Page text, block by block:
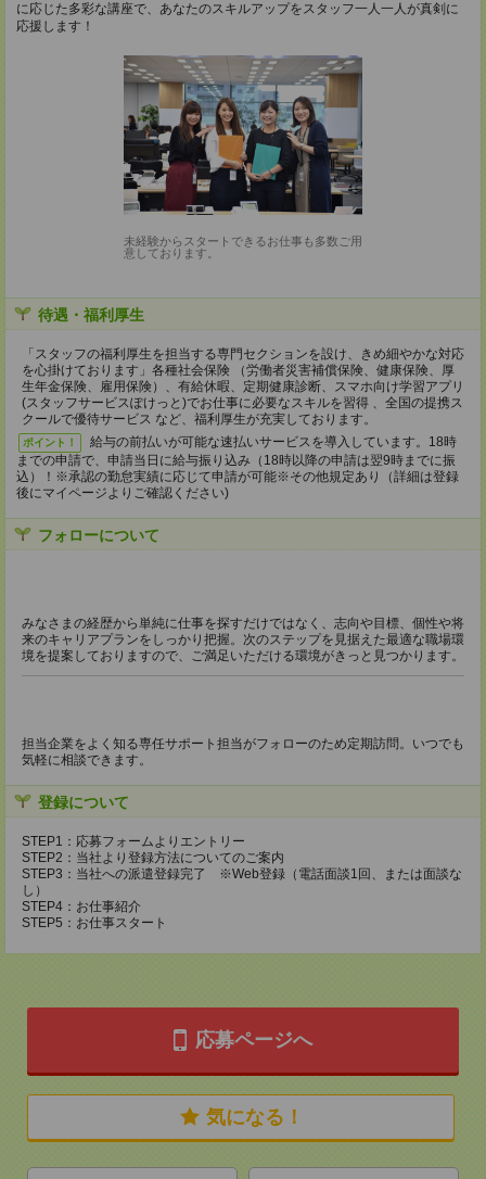
に応じた多彩な講座で、あなたのスキルアップをスタッフ一人一人が真剣に
応援します！
未経験からスタートできるお仕事も多数ご用
意しております。
待遇・福利厚生
「スタッフの福利厚生を担当する専門セクションを設け、きめ細やかな対応
を心掛けております」各種社会保険 （労働者災害補償保険、健康保険、厚
生年金保険、雇用保険）、有給休暇、定期健康診断、スマホ向け学習アプリ
(スタッフサービスぽけっと)でお仕事に必要なスキルを習得 、全国の提携ス
クールで優待サービス など、福利厚生が充実しております。
ポイント！
給与の前払いが可能な速払いサービスを導入しています。18時
までの申請で、申請当日に給与振り込み（18時以降の申請は翌9時までに振
込）！※承認の勤怠実績に応じて申請が可能※その他規定あり（詳細は登録
後にマイページよりご確認ください)
フォローについて
みなさまの経歴から単純に仕事を探すだけではなく、志向や目標、個性や将
来のキャリアプランをしっかり把握。次のステップを見据えた最適な職場環
境を提案しておりますので、ご満足いただける環境がきっと見つかります。
担当企業をよく知る専任サポート担当がフォローのため定期訪問。いつでも
気軽に相談できます。
登録について
STEP1：応募フォームよりエントリー
STEP2：当社より登録方法についてのご案内
STEP3：当社への派遣登録完了 ※Web登録（電話面談1回、または面談な
し）
STEP4：お仕事紹介
STEP5：お仕事スタート
応募ページへ
気になる！